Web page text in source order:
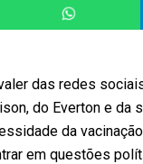
das redes
do Everton e da
da
em questões